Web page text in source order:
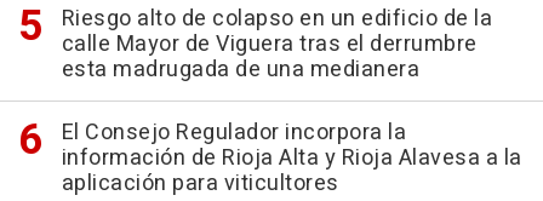
Riesgo alto de colapso en un edificio de la
calle Mayor de Viguera tras el derrumbre
esta madrugada de una medianera
El Consejo Regulador incorpora la
información de Rioja Alta y Rioja Alavesa a la
aplicación para viticultores